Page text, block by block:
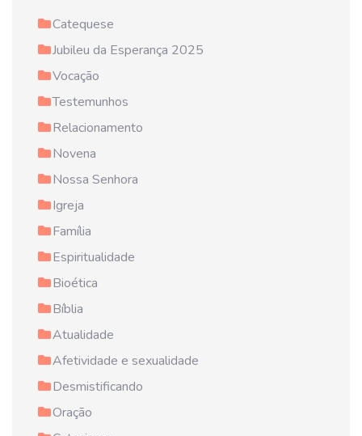
Catequese
Jubileu da Esperança 2025
Vocação
Testemunhos
Relacionamento
Novena
Nossa Senhora
Igreja
Família
Espiritualidade
Bioética
Bíblia
Atualidade
Afetividade e sexualidade
Desmistificando
Oração